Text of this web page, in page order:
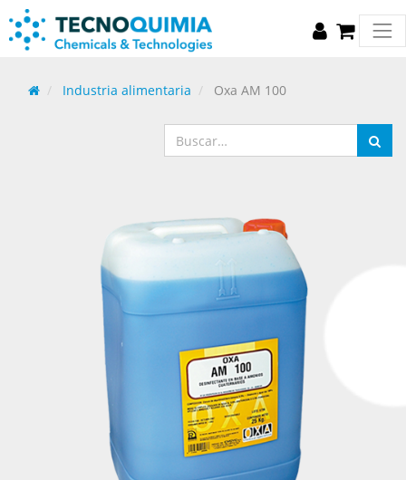
Industria alimentaria Oxa AM 100